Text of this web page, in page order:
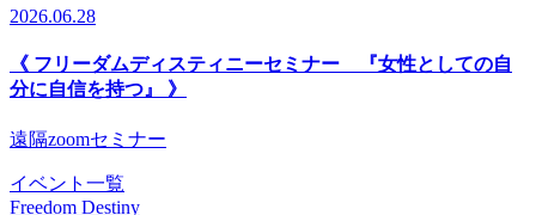
2026.06.28
《 フリーダムディスティニーセミナー 『女性としての自
分に自信を持つ』 》
遠隔zoomセミナー
イベント一覧
Freedom Destiny